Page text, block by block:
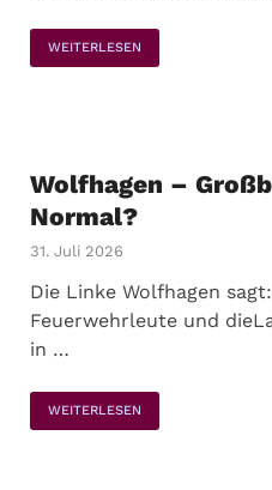
WEITERLESEN
Wolfhagen –
Normal?
31. Juli 2026
Die Linke Wolfhagen
Feuerwehrleute und
in …
WEITERLESEN